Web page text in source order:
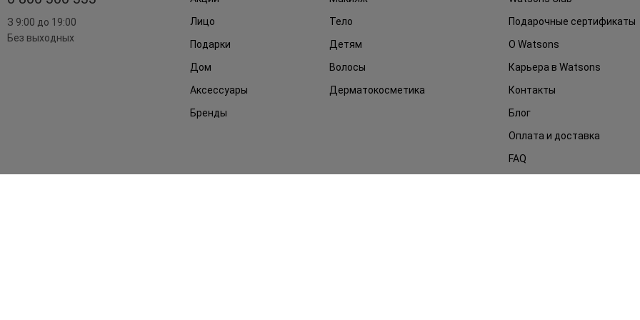
З 9:00 до 19:00
Без выходных
Лицо
Тело
Подарки
Детям
Дом
Волосы
Аксессуары
Дерматокосметика
Бренды
Подарочные сертификаты
О Watsons
Карьера в Watsons
Контакты
Блог
Оплата и доставка
FAQ